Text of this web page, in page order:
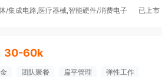
/集成电路,医疗器械,智能硬件/消费电子 已上市
30-60k
团队聚餐 扁平管理 弹性工作